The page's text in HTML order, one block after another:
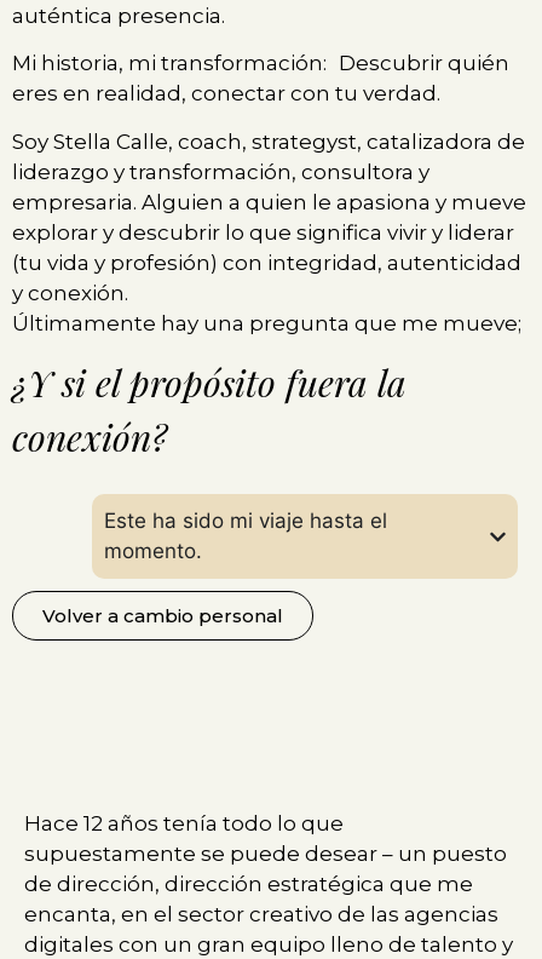
auténtica presencia.
Mi historia, mi transformación: Descubrir quién
eres en realidad, conectar con tu verdad.
Soy Stella Calle, coach, strategyst, catalizadora de
liderazgo y transformación, consultora y
empresaria. Alguien a quien le apasiona y mueve
explorar y descubrir lo que significa vivir y liderar
(tu vida y profesión) con integridad, autenticidad
y conexión.
Últimamente hay una pregunta que me mueve;
¿Y si el propósito fuera la
conexión?
Este ha sido mi viaje hasta el
momento.
Volver a cambio personal
Hace 12 años tenía todo lo que
supuestamente se puede desear – un puesto
de dirección, dirección estratégica que me
encanta, en el sector creativo de las agencias
digitales con un gran equipo lleno de talento y